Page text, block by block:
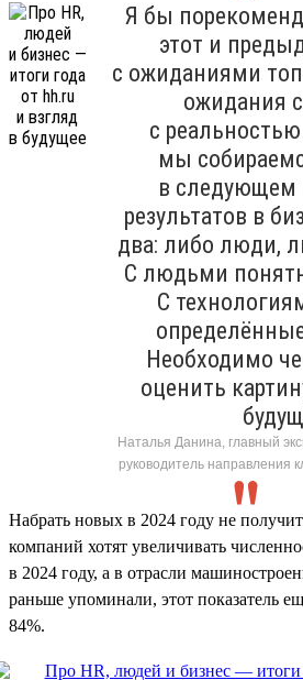
Я бы
этот и
с ожиданиями
ожидания
с
мы
в следующем
результатов в
два: либо люди,
С людьми
С
Необходимо
оценить
Наталья Данина, главный
руководитель направления
Набрать новых в 2024 году не
компаний хотят увеличивать
в 2024 году, а в отрасли
раньше упоминали, этот показатель
84%.